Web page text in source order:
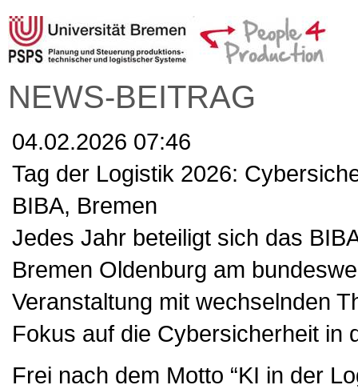
NEWS-BEITRAG
04.02.2026 07:46
Tag der Logistik 2026:
BIBA, Bremen
Jedes Jahr beteiligt sich das
Bremen Oldenburg am
Veranstaltung mit wechselnden
Fokus auf die Cybersicherheit in
Frei nach dem Motto “KI in der